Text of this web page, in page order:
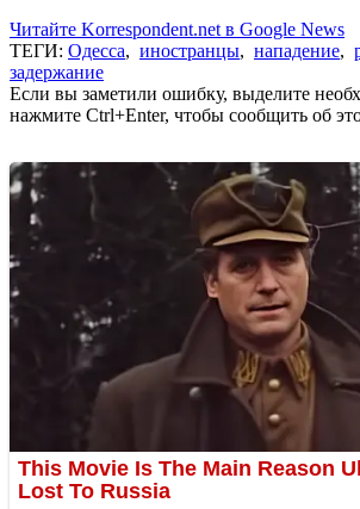
Читайте Korrespondent.net в Google News
ТЕГИ: Одесса, иностранцы, нападение,
задержание
Если вы заметили ошибку, выделите
нажмите Ctrl+Enter, чтобы сообщить об